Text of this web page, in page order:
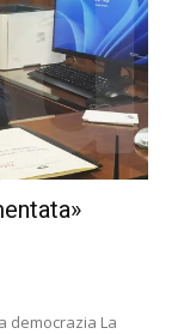
democrazia La